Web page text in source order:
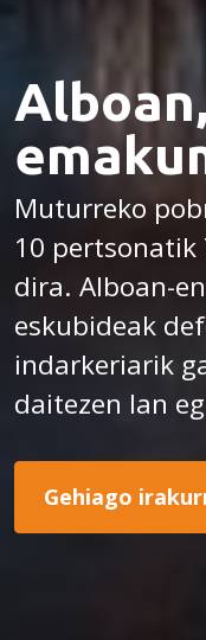
Muturreko
10
dira. Alboan-
eskubideak
indarkeriarik
daitezen lan
Gehiago